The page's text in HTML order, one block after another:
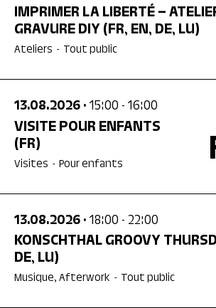
IMPRIMER LA LIBERTÉ –
GRAVURE DIY(FR, EN, DE, LU)
Ateliers - Tout public
13.08.2026• 15:00 - 16:00
VISITE POUR ENFANTS
(FR)
Visites - Pour enfants
13.08.2026• 18:00 - 22:00
KONSCHTHAL GROOVY
DE, LU)
Musique, Afterwork - Tout public